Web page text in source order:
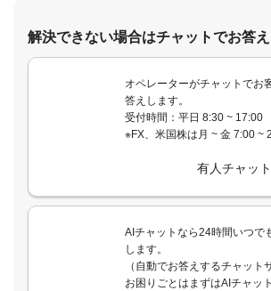
解決できない場合はチャットでお答え
オペレーターがチャットでお
答えします。
受付時間：平日 8:30 ~ 17:00
※FX、米国株は月 ~ 金 7:00 ~
有人チャッ
AIチャットなら24時間いつで
します。
（自動でお答えするチャット
お困りごとはまずはAIチャッ